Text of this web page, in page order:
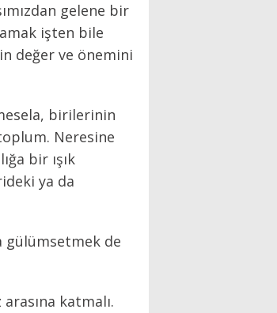
gelene bir
işten bile
değer ve önemini
birilerinin
Neresine
bir ışık
ya da
gülümsetmek de
katmalı.